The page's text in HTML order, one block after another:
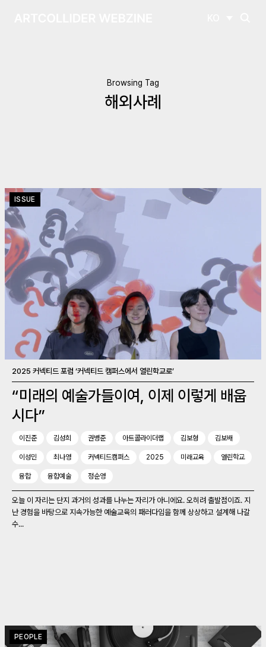
Browsing Tag
해외사례
ISSUE
2025 커넥티드 포럼 ‘커넥티드 캠퍼스에서 열린학교로’
“미래의 예술가들이여, 이제 이렇게 배웁
시다”
이진준 김성희 권병준 아트콜라이더랩 김보형 김보배
이성민 최나영 커넥티드캠퍼스 2025 미래교육 열린학교
융합 융합예술 정순영
오늘 이 자리는 단지 과거의 성과를 나누는 자리가 아니에요. 오히려 출발점이죠. 지
난 경험을 바탕으로 지속가능한 예술교육의 패러다임을 함께 상상하고 설계해 나갈
수...
PEOPLE